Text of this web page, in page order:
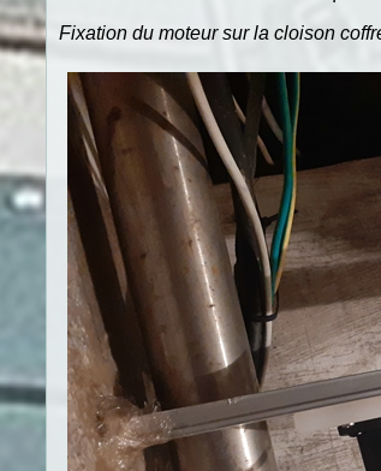
Fixation du moteur sur la cloison